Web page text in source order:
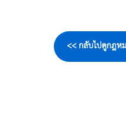
<< กลับไปดูกฎห